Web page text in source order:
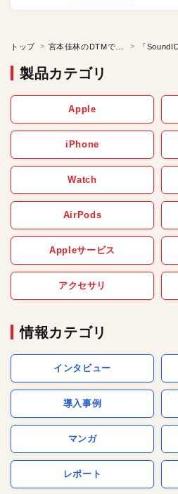
トップ
製品カテゴリ
Apple
iPhone
Watch
AirPods
Appleサービス
アクセサリ
情報カテゴリ
インタビュー
導入事例
マンガ
レポート